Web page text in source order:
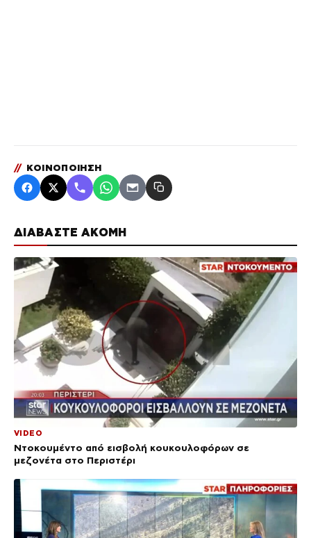
ΔΙΑΒΑΣΤΕ ΑΚΟΜΗ
VIDEO
Ντοκουμέντο από εισβολή κουκουλοφόρων σε
μεζονέτα στο Περιστέρι
// ΚΟΙΝΟΠΟΙΗΣΗ